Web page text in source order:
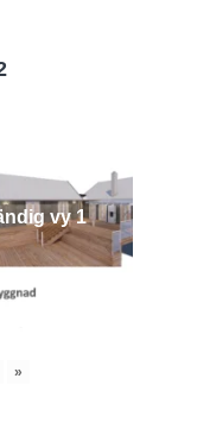
vy 1
»